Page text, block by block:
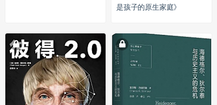
是孩子的原生家庭》